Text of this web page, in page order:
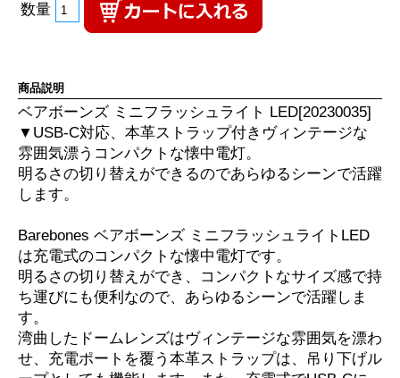
数量
商品説明
ベアボーンズ ミニフラッシュライト LED[20230035]
▼USB-C対応、本革ストラップ付きヴィンテージな
雰囲気漂うコンパクトな懐中電灯。
明るさの切り替えができるのであらゆるシーンで活躍
します。
Barebones ベアボーンズ ミニフラッシュライトLED
は充電式のコンパクトな懐中電灯です。
明るさの切り替えができ、コンパクトなサイズ感で持
ち運びにも便利なので、あらゆるシーンで活躍しま
す。
湾曲したドームレンズはヴィンテージな雰囲気を漂わ
せ、充電ポートを覆う本革ストラップは、吊り下げル